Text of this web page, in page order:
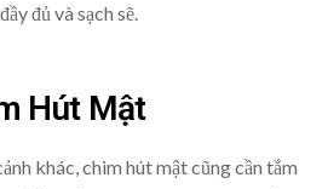
đủ và sạch sẽ.
Hút Mật
khác, chim hút mật cũng cần tắm